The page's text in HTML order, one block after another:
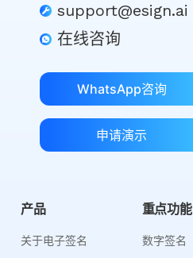
support@esign.ai
在线咨询
WhatsApp咨询
申请演示
产品
关于电子签名
重点功能
数字签名